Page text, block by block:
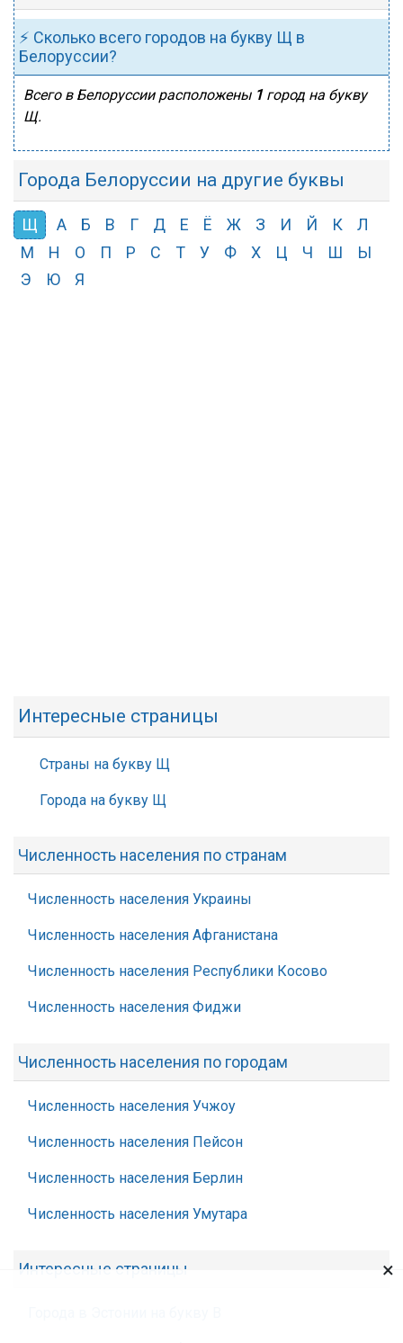
⚡ Сколько всего городов на букву Щ в
Белоруссии?
Всего в Белоруссии расположены 1город на букву
Щ.
Города Белоруссии на другие буквы
Щ А Б В Г Д Е Ё Ж З И Й К
Л
М
Н О П Р С Т У Ф Х Ц Ч Ш
Ы
Э
Ю Я
Интересные страницы
Страны на букву Щ
Города на букву Щ
Численность населения по странам
Численность населения Украины
Численность населения Афганистана
Численность населения Республики Косово
Численность населения Фиджи
Численность населения по городам
Численность населения Учжоу
Численность населения Пейсон
Численность населения Берлин
Численность населения Умутара
Интересные страницы ×